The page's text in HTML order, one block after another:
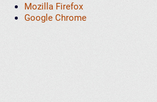
Mozilla Firefox
Google Chrome